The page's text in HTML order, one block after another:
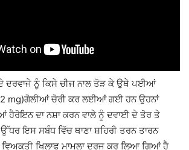
ਦਰਵਾਜੇ ਨੂੰ ਕਿਸੇ ਚੀਜ ਨਾਲ ਤੋੜ ਕੇ ਉਥੇ ਪਈਆਂ
mg)ਗੋਲੀਆਂ ਚੋਰੀ ਕਰ ਲਈਆਂ ਗਈ ਹਨ ਉਹਨਾਂ
ਹੈਰੋਇਨ ਦਾ ਨਸ਼ਾ ਕਰਨ ਵਾਲੇ ਨੂੰ ਦਵਾਈ ਦੇ ਤੋਰ ਤੇ
ਇਸ ਸਬੰਧ ਵਿੱਚ ਥਾਣਾ ਸ਼ਹਿਰੀ ਤਰਨ ਤਾਰਨ
ਖਿਲਾਫ ਮਾਮਲਾ ਦਰਜ ਕਰ ਲਿਆ ਗਿਆਂ ਹੈ